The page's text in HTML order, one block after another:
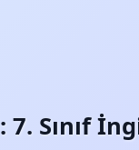
7. Sınıf